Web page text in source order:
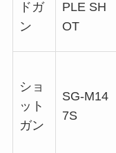
ドガ
ン
PLE SH
OT
ショ
ット
ガン
SG-M14
7S